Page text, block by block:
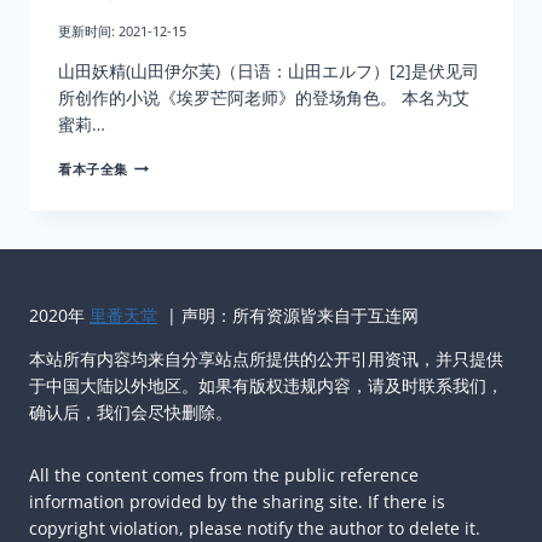
更新时间: 2021-12-15
山田妖精(山田伊尔芙)（日语：山田エルフ）[2]是伏见司
所创作的小说《埃罗芒阿老师》的登场角色。 本名为艾
蜜莉…
看本子全集 山
2020年 里番天堂 | 声明：所有资源皆来自于互连网
本站所有内容均来自分享站点所提供的公开引用资讯，并只提供
于中国大陆以外地区。如果有版权违规内容，请及时联系我们，
确认后，我们会尽快删除。
All the content comes from the public reference
information provided by the sharing site. If there is
copyright violation, please notify the author to delete it.